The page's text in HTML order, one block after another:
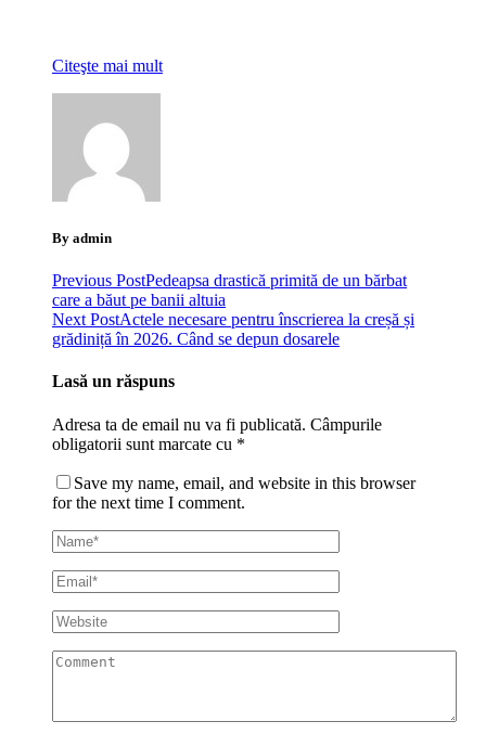
Citeşte mai mult
By admin
Previous PostPedeapsa drastică primită de un bărbat
care a băut pe banii altuia
Next PostActele necesare pentru înscrierea la creșă și
grădiniță în 2026. Când se depun dosarele
Lasă un răspuns
Adresa ta de email nu va fi publicată. Câmpurile
obligatorii sunt marcate cu *
Save my name, email, and website in this browser
for the next time I comment.